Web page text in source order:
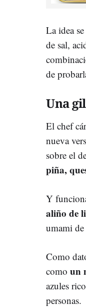
La idea
de sal,
de
Una
El chef
nueva
sobre el
piña,
Y
aliño de
umami de
Como
como un
azules
personas.